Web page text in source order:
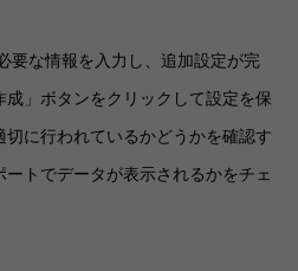
要な情報を入力し、追加設定が完
」ボタンをクリックして設定を保
に行われているかどうかを確認す
トでデータが表示されるかをチェ